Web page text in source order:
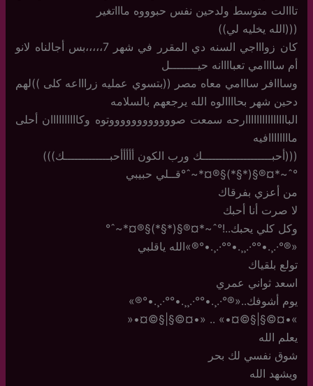
تااالت متوسط ولدحين نفس حبوووه ماااتغير
(((الله يخليه لي))
كان زواااجي السنه دي المقرر في شهر 7،،،،،بس أجالناه لانو
أم ساااامي تعباااانه حيــــــــل
وسااافر سااامي معاه مصر ((بتسوي عمليه زراااعه كلى ))لهم
دحين شهر بحاااالوه الله يرجعهم بالسلامه
البااااااااااااااارحه سمعت صووووووووووووتوه وكاااااااااان أحلى
ماااااااافيه
(((أحبــــــــــــــــــــك ورب الكون أأأأأحبـــــــــــــك)))
°ˆ~*¤®§(*§*)§®¤*~ˆ°قــلي حبيبي
من أعزي بفرقاك
لا صرت أنا أحبك
وكل كلي يحبك..!°ˆ~*¤®§(*§*)§®¤*~ˆ°
«®°·.¸.•°°·.¸¸.•°°·.¸.•°®»الله ياقلبي
تولع بلقياك
اسعد ثواني عمري
يوم أشوفك..«®°·.¸.•°°·.¸¸.•°°·.¸.•°®»
»•¤©§|§©¤•» .. «•¤©§|§©¤•«
يعلم الله
شوق نفسي لك بحر
ويشهد الله